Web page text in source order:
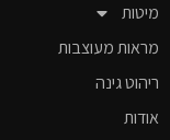
מיטות
מראות מעוצבות
ריהוט גינה
אודות